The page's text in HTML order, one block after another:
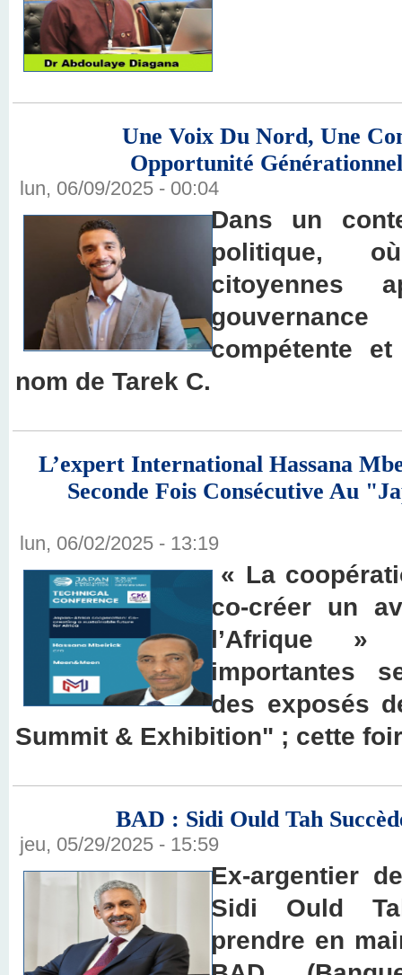
Une Voix Du Nord, Une
Opportunité
lun, 06/09/2025 - 00:04
Dans un
politique,
citoyennes
compétente
nom de Tarek C.
L’expert International Hassana
Seconde Fois Consécutive Au
lun, 06/02/2025 - 13:19
« La
co-créer un
l’Afrique
importantes
des exposés
Summit & Exhibition" ; cette
BAD : Sidi Ould Tah
jeu, 05/29/2025 - 15:59
Ex-argentier
Sidi Ould
prendre en